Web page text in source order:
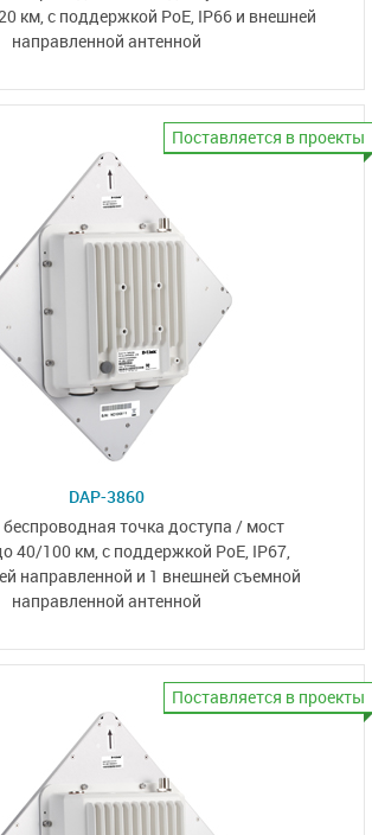
км,с поддержкой PoE, IP66 и внешней
направленной антенной
Поставляется в проекты
DAP-3860
точка доступа / мост
40/100 км,с поддержкой PoE, IP67,
направленной и 1 внешней съемной
направленной антенной
Поставляется в проекты